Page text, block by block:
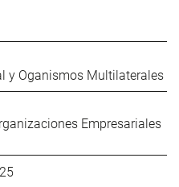
y Oganismos Multilaterales
Empresariales